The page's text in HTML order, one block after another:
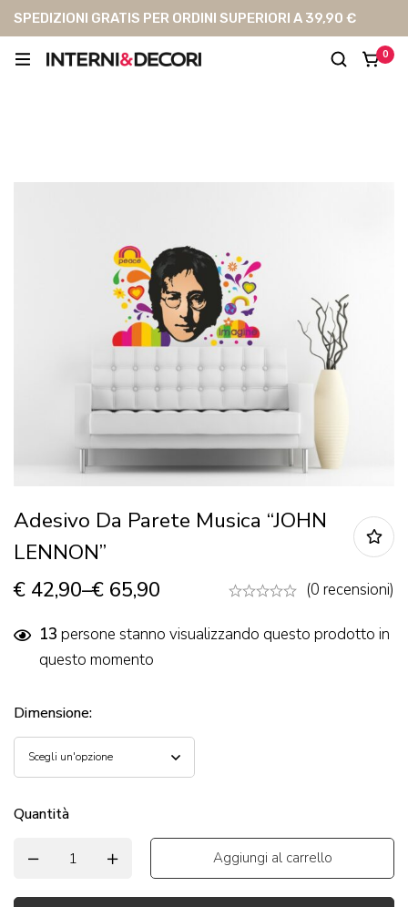
SPEDIZIONI GRATIS PER ORDINI SUPERIORI A 39,90 €
0
Adesivo Da Parete Musica “JOHN
LENNON”
€ 42,90–€ 65,90 (0 recensioni)
13 persone stanno visualizzando questo prodotto in
questo momento
Dimensione:
Quantità
Aggiungi al carrello